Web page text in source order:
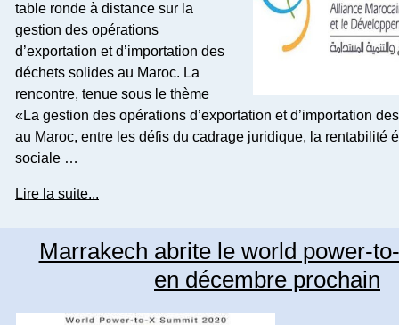
table ronde à distance sur la
gestion des opérations
d’exportation et d’importation des
déchets solides au Maroc. La
rencontre, tenue sous le thème
«La gestion des opérations d’exportation et d’importation
au Maroc, entre les défis du cadrage juridique, la rentabilité
sociale …
Lire la suite...
Marrakech abrite le world power-
en décembre prochain